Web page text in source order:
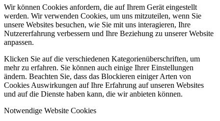
Wir können Cookies anfordern, die auf Ihrem Gerät eingestellt
werden. Wir verwenden Cookies, um uns mitzuteilen, wenn Sie
unsere Websites besuchen, wie Sie mit uns interagieren, Ihre
Nutzererfahrung verbessern und Ihre Beziehung zu unserer Website
anpassen.
Klicken Sie auf die verschiedenen Kategorienüberschriften, um
mehr zu erfahren. Sie können auch einige Ihrer Einstellungen
ändern. Beachten Sie, dass das Blockieren einiger Arten von
Cookies Auswirkungen auf Ihre Erfahrung auf unseren Websites
und auf die Dienste haben kann, die wir anbieten können.
Notwendige Website Cookies